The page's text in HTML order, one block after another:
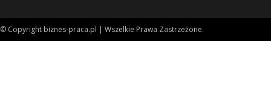
© Copyright biznes-praca.pl | Wszelkie Prawa Zastrzeżone.